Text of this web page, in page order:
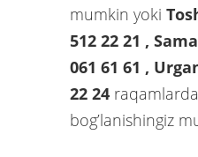
mumkin yoki
512 22 21 ,
061 61 61 ,
22 24
bog’lanishingiz